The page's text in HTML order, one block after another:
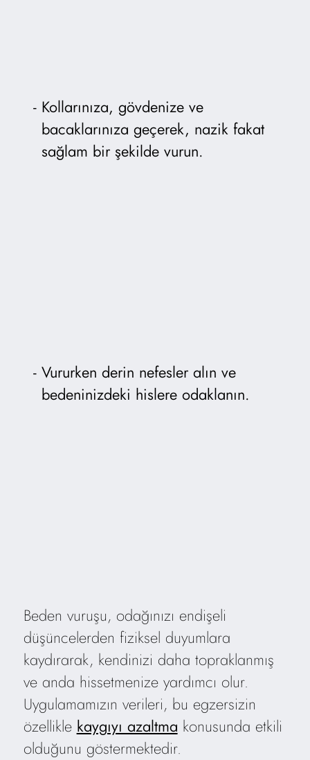
Kollarınıza, gövdenize ve
bacaklarınıza geçerek, nazik fakat
sağlam bir şekilde vurun.
Vururken derin nefesler alın ve
bedeninizdeki hislere odaklanın.
Beden vuruşu, odağınızı endişeli
düşüncelerden fiziksel duyumlara
kaydırarak, kendinizi daha topraklanmış
ve anda hissetmenize yardımcı olur.
Uygulamamızın verileri, bu egzersizin
özellikle kaygıyı azaltma konusunda etkili
olduğunu göstermektedir.